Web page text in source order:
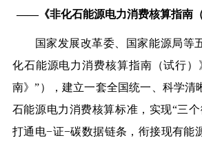
——《非化石能源电力消费核算指南（
国家发展改革委、国家能源局等
化石能源电力消费核算指南（试行）
南》”），建立一套全国统一、科学清
石能源电力消费核算标准，实现“三个
打通电−证−碳数据链条，衔接现有能